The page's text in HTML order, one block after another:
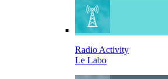
Radio Activity
Le Labo